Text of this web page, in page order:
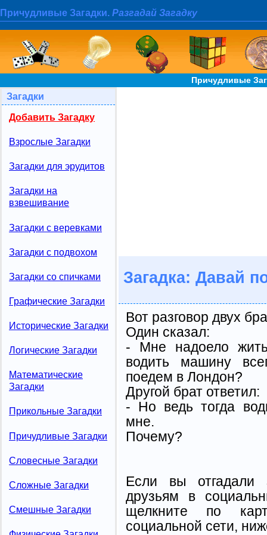
Причудливые Загадки. Разгадай Загадку
Причудливые
Загадки
Добавить Загадку
Взрослые Загадки
Загадки для эрудитов
Загадки на
взвешивание
Загадки с веревками
Загадки с подвохом
Загадки со спичками
Графические Загадки
Исторические Загадки
Логические Загадки
Математические
Загадки
Прикольные Загадки
Причудливые Загадки
Словесные Загадки
Сложные Загадки
Смешные Загадки
Загадка: Давай
Вот разговор двух
Один сказал:
- Мне надоело
водить машину
поедем в Лондон?
Другой брат ответил:
- Но ведь тогда
мне.
Почему?
Если вы отгадали
друзьям в
щелкните по
социальной сети,